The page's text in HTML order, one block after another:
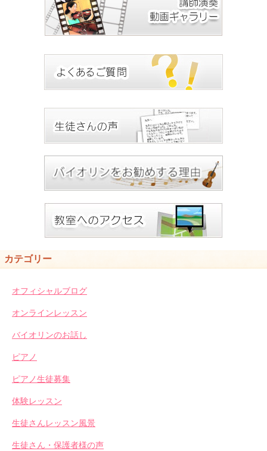
カテゴリー
オフィシャルブログ
オンラインレッスン
バイオリンのお話し
ピアノ
ピアノ生徒募集
体験レッスン
生徒さんレッスン風景
生徒さん・保護者様の声